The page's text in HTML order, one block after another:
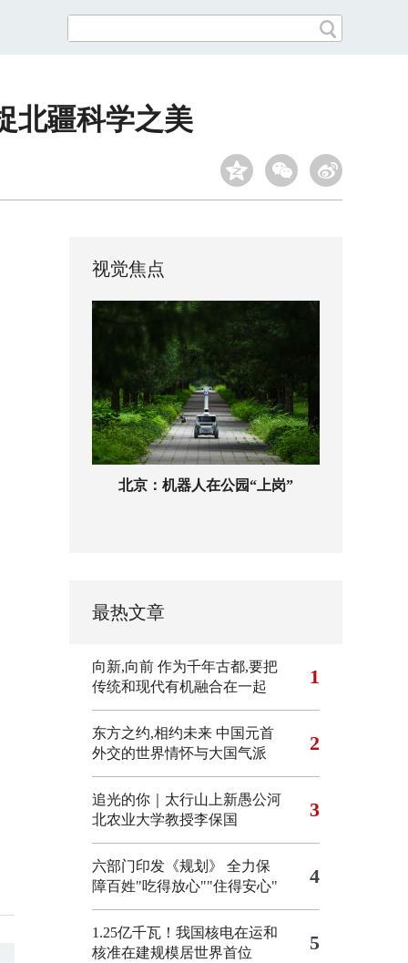
北疆科学之美
视觉焦点
北京：机器人在公园“上岗”
最热文章
向新,向前 作为千年古都,要把
传统和现代有机融合在一起
1
东方之约,相约未来 中国元首
外交的世界情怀与大国气派
2
追光的你｜太行山上新愚公河
北农业大学教授李保国
3
六部门印发《规划》 全力保
障百姓"吃得放心""住得安心"
4
1.25亿千瓦！我国核电在运和
核准在建规模居世界首位
5